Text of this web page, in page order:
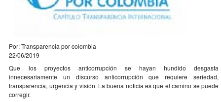
Por: Transparencia por colombia
22/06/2019
Que los proyectos anticorrupción se hayan hundido desgasta
innecesariamente un discurso anticorrupción que requiere seriedad,
transparencia, urgencia y visión. La buena noticia es que el camino se puede
corregir.